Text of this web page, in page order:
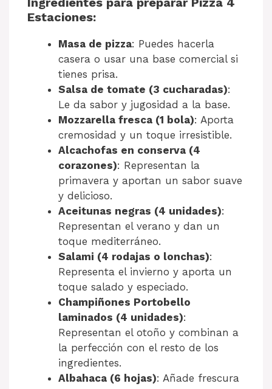
Estaciones:
Masa de pizza: Puedes hacerla
casera o usar una base comercial si
tienes prisa.
Salsa de tomate (3 cucharadas):
Le da sabor y jugosidad a la base.
Mozzarella fresca (1 bola): Aporta
cremosidad y un toque irresistible.
Alcachofas en conserva (4
corazones): Representan la
primavera y aportan un sabor suave
y delicioso.
Aceitunas negras (4 unidades):
Representan el verano y dan un
toque mediterráneo.
Salami (4 rodajas o lonchas):
Representa el invierno y aporta un
toque salado y especiado.
Champiñones Portobello
laminados (4 unidades):
Representan el otoño y combinan a
la perfección con el resto de los
ingredientes.
Albahaca (6 hojas): Añade frescura